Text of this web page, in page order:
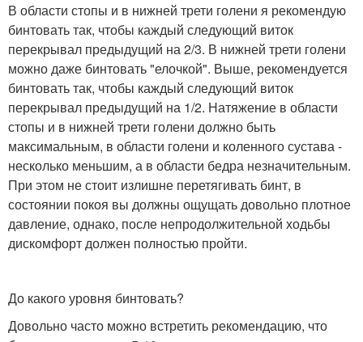
В области стопы и в нижней трети голени я рекомендую
бинтовать так, чтобы каждый следующий виток
перекрывал предыдущий на 2/3. В нижней трети голени
можно даже бинтовать "елочкой". Выше, рекомендуется
бинтовать так, чтобы каждый следующий виток
перекрывал предыдущий на 1/2. Натяжение в области
стопы и в нижней трети голени должно быть
максимальным, в области голени и коленного сустава -
несколько меньшим, а в области бедра незначительным.
При этом не стоит излишне перетягивать бинт, в
состоянии покоя вы должны ощущать довольно плотное
давление, однако, после непродолжительной ходьбы
дискомфорт должен полностью пройти.
До какого уровня бинтовать?
Довольно часто можно встретить рекомендацию, что